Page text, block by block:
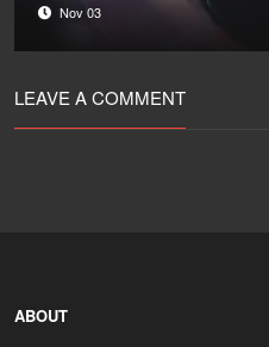
Nov 03
LEAVE A COMMENT
ABOUT